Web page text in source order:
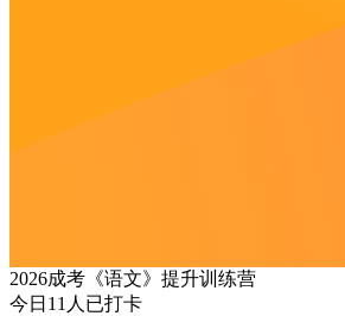
2026成考《语文》提升训练营
今日 11 人已打卡